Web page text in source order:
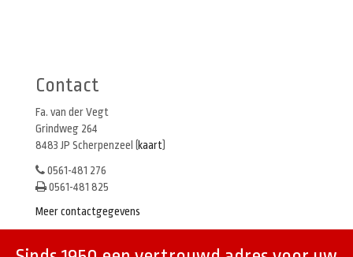
Contact
Fa. van der Vegt
Grindweg 264
8483 JP Scherpenzeel (
kaart
0561-481 276
0561-481 825
Meer contactgegevens